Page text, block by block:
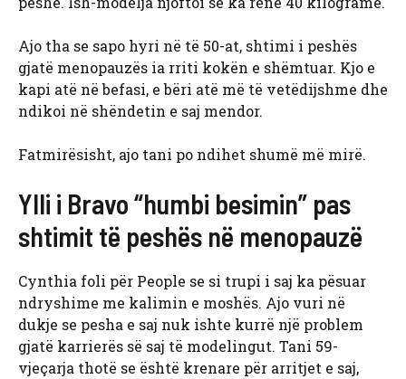
Ajo tha se sapo hyri në të 50-at, shtimi i peshës
gjatë menopauzës ia rriti kokën e shëmtuar. Kjo e
kapi atë në befasi, e bëri atë më të vetëdijshme dhe
ndikoi në shëndetin e saj mendor.
Fatmirësisht, ajo tani po ndihet shumë më mirë.
Ylli i Bravo “humbi besimin” pas
shtimit të peshës në menopauzë
Cynthia foli për People se si trupi i saj ka pësuar
ndryshime me kalimin e moshës. Ajo vuri në
dukje se pesha e saj nuk ishte kurrë një problem
gjatë karrierës së saj të modelingut. Tani 59-
vjeçarja thotë se është krenare për arritjet e saj,